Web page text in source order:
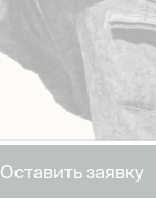
Оставить заявку